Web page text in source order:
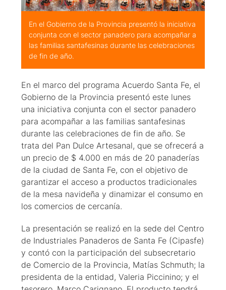
En el Gobierno de la Provincia presentó la iniciativa
conjunta con el sector panadero para acompañar a
las familias santafesinas durante las celebraciones
de fin de año.
En el marco del programa Acuerdo Santa Fe, el
Gobierno de la Provincia presentó este lunes
una iniciativa conjunta con el sector panadero
para acompañar a las familias santafesinas
durante las celebraciones de fin de año. Se
trata del Pan Dulce Artesanal, que se ofrecerá a
un precio de $ 4.000 en más de 20 panaderías
de la ciudad de Santa Fe, con el objetivo de
garantizar el acceso a productos tradicionales
de la mesa navideña y dinamizar el consumo en
los comercios de cercanía.
La presentación se realizó en la sede del Centro
de Industriales Panaderos de Santa Fe (Cipasfe)
y contó con la participación del subsecretario
de Comercio de la Provincia, Matías Schmuth; la
presidenta de la entidad, Valeria Piccinino; y el